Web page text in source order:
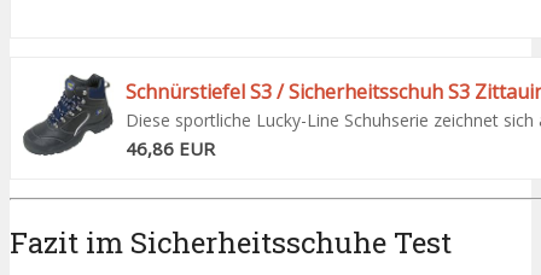
Schnürstiefel S3 / Sicherheitsschuh S3
Diese sportliche Lucky-Line Schuhserie zeichnet sich
46,86 EUR
Fazit im Sicherheitsschuhe Test